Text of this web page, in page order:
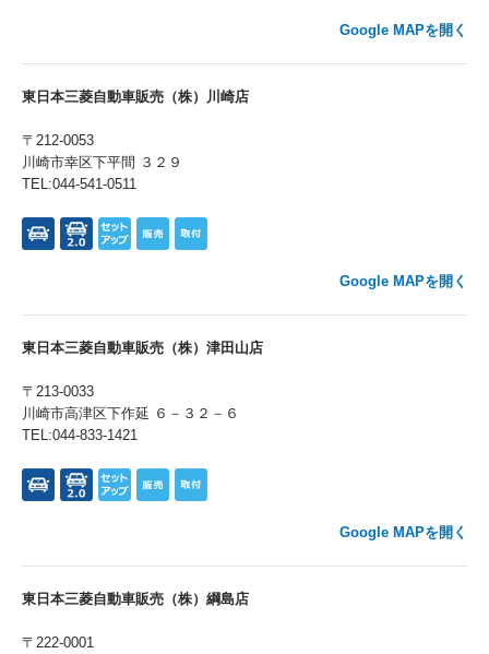
Google MAPを開く
東日本三菱自動車販売（株）川崎店
〒212-0053
川崎市幸区下平間 ３２９
TEL:044-541-0511
Google MAPを開く
東日本三菱自動車販売（株）津田山店
〒213-0033
川崎市高津区下作延 ６－３２－６
TEL:044-833-1421
Google MAPを開く
東日本三菱自動車販売（株）綱島店
〒222-0001